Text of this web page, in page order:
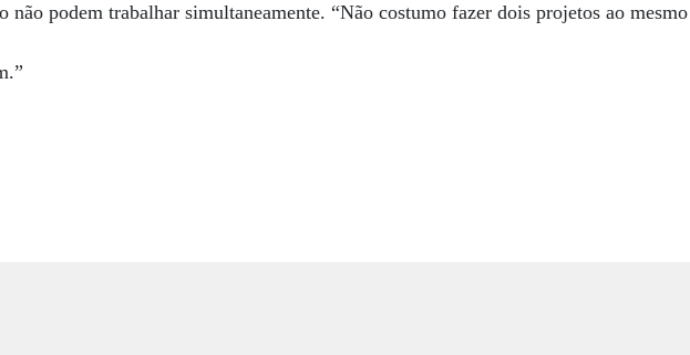
não podem trabalhar simultaneamente. “Não costumo fazer dois projetos ao mesmo